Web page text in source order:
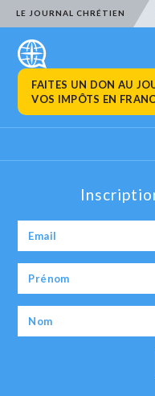
LE JOURNAL CHRÉTIEN
FAITES UN DON AU
VOS IMPÔTS EN